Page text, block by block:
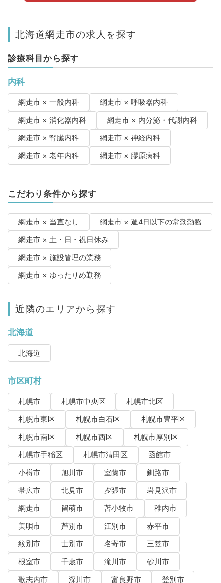
北海道網走市の求人を探す
診療科目から探す
内科
網走市 × 一般内科
網走市 × 呼吸器内科
網走市 × 消化器内科
網走市 × 内分泌・代謝内科
網走市 × 腎臓内科
網走市 × 神経内科
網走市 × 老年内科
網走市 × 膠原病科
こだわり条件から探す
網走市 × 当直なし
網走市 × 週4日以下の常勤勤務
網走市 × 土・日・祝日休み
網走市 × 施設管理の業務
網走市 × ゆったりめ勤務
近隣のエリアから探す
北海道
北海道
市区町村
札幌市 札幌市中央区
札幌市北区
札幌市東区
札幌市白石区
札幌市豊平区
札幌市南区
札幌市西区
札幌市厚別区
札幌市手稲区
札幌市清田区
函館市
小樽市
旭川市 室蘭市
釧路市
帯広市
北見市 夕張市
岩見沢市
網走市
留萌市 苫小牧市
稚内市
美唄市
芦別市 江別市
赤平市
紋別市
士別市 名寄市
三笠市
根室市
千歳市 滝川市
砂川市
歌志内市
深川市 富良野市 登別市